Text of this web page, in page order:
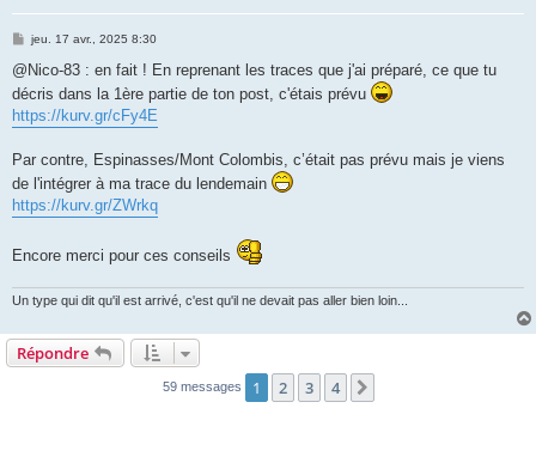
M
s
a
g
e
jeu. 17 avr., 2025 8:30
@Nico-83 : en fait ! En reprenant les traces que j'ai préparé, ce que tu
décris dans la 1ère partie de ton post, c'étais prévu
https://kurv.gr/cFy4E
Par contre, Espinasses/Mont Colombis, c’était pas prévu mais je viens
de l'intégrer à ma trace du lendemain
https://kurv.gr/ZWrkq
Encore merci pour ces conseils
Un type qui dit qu'il est arrivé, c'est qu'il ne devait pas aller bien loin...
Répondre
59 messages 1 2 3 4